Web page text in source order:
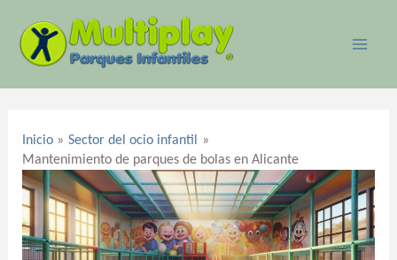
contenido
Inicio
Sector del ocio infantil
Mantenimiento de parques de bolas en Alicante
entradas